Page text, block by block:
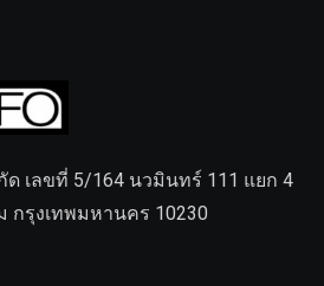
เลขที่ 5/164 นวมินทร์ 111 แยก 4
กรุงเทพมหานคร 10230